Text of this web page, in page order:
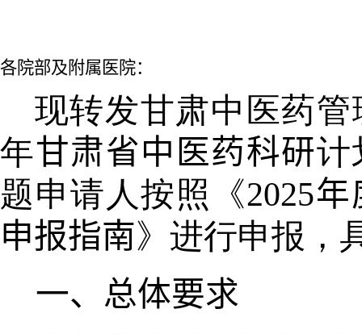
各院部及附属医院：
现转发甘肃中医药
年甘肃省中医药科研计
题申请人按照
《2025
申报指南》 进行申报，
一、总体要求